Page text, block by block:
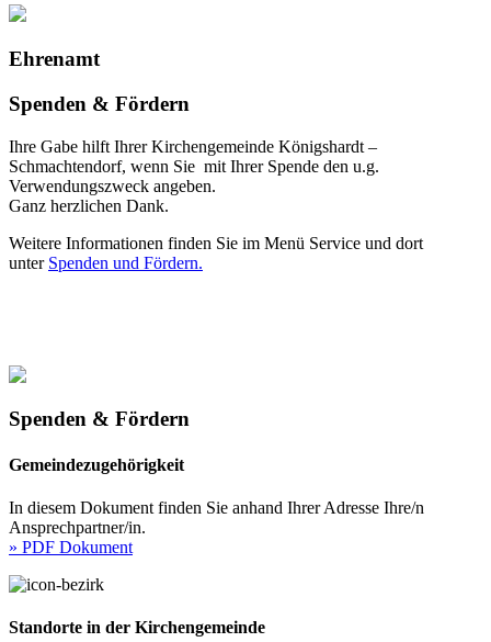
Ehrenamt
Spenden & Fördern
Ihre Gabe hilft Ihrer Kirchengemeinde Königshardt –
Schmachtendorf, wenn Sie mit Ihrer Spende den u.g.
Verwendungszweck angeben.
Ganz herzlichen Dank.
Weitere Informationen finden Sie im Menü Service und dort
unter Spenden und Fördern.
Spenden & Fördern
Gemeindezugehörigkeit
In diesem Dokument finden Sie anhand Ihrer Adresse Ihre/n
Ansprechpartner/in.
» PDF Dokument
Standorte in der Kirchengemeinde